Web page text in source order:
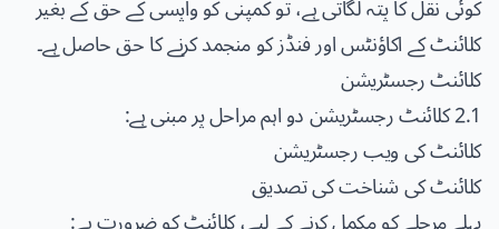
کلائنٹ کے اکاؤنٹس اور فنڈز کو منجمد کرنے کا حق حاصل ہے۔
کلائنٹ رجسٹریشن
2.1 کلائنٹ رجسٹریشن دو اہم مراحل پر مبنی ہے:
کلائنٹ کی ویب رجسٹریشن
کلائنٹ کی شناخت کی تصدیق